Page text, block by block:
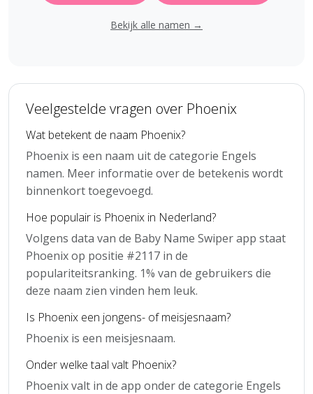
Bekijk alle namen →
Veelgestelde vragen over Phoenix
Wat betekent de naam Phoenix?
Phoenix is een naam uit de categorie Engels
namen. Meer informatie over de betekenis wordt
binnenkort toegevoegd.
Hoe populair is Phoenix in Nederland?
Volgens data van de Baby Name Swiper app staat
Phoenix op positie #2117 in de
populariteitsranking. 1% van de gebruikers die
deze naam zien vinden hem leuk.
Is Phoenix een jongens- of meisjesnaam?
Phoenix is een meisjesnaam.
Onder welke taal valt Phoenix?
Phoenix valt in de app onder de categorie Engels